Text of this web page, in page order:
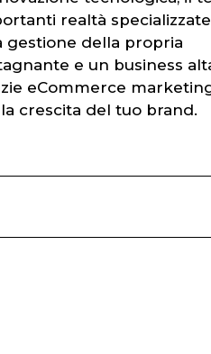
realtà
gestione della propria
e un business
eCommerce
crescita del tuo brand.